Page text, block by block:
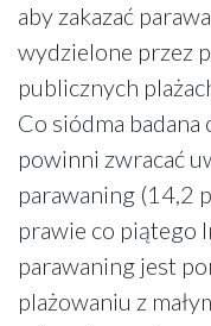
aby zakazać
wydzielone przez
publicznych
Co siódma badana
powinni zwracać
parawaning (14,2
prawie co piątego
parawaning jest
plażowaniu z